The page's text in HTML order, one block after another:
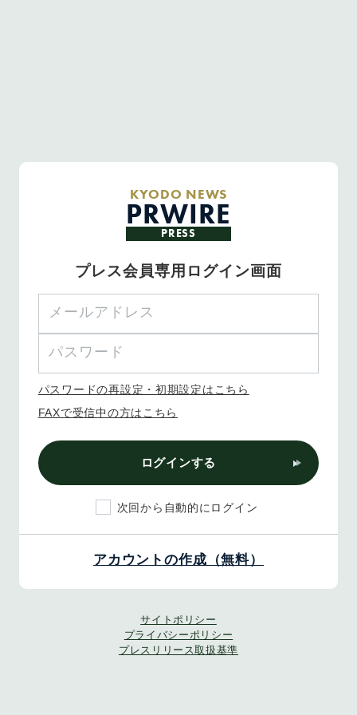
KYODO NEWS
PRWIRE
PRESS
プレス会員専用ログイン画面
パスワードの再設定・初期設定はこちら
FAXで受信中の方はこちら
ログインする
次回から自動的にログイン
アカウントの作成（無料）
サイトポリシー
プライバシーポリシー
プレスリリース取扱基準